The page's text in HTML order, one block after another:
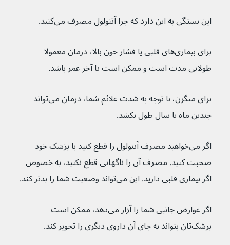
این بستگی به این دارد که چرا آتنولول مصرف می‌کنید.
برای بیماری‌های قلبی یا فشار خون بالا، درمان معمولا
طولانی مدت است و ممکن است تا آخر عمر باشد.
برای میگرن، با توجه به شدت علائم شما، درمان می‌تواند
چندین ماه یا سال طول بکشد.
اگر می‌خواهید مصرف آتنولول را قطع کنید با پزشک خود
صحبت کنید. مصرف آن را ناگهانی قطع نکنید، به خصوص
اگر بیماری قلبی دارید. این می‌تواند وضعیت شما را بدتر کند.
اگر عوارض جانبی شما را آزار می‌دهد، ممکن است
پزشک‌تان بتواند به جای آن داروی دیگری را تجویز کند.